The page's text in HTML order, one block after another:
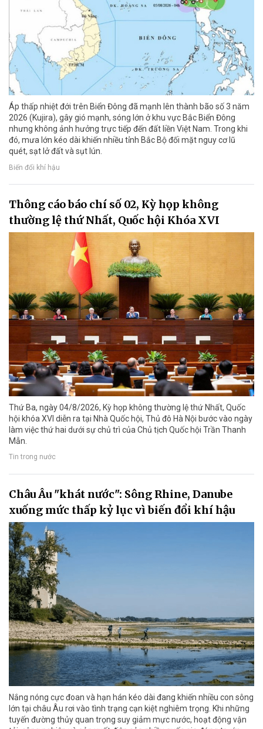
Áp thấp nhiệt đới trên Biển Đông đã mạnh lên thành bão số 3 năm
2026 (Kujira), gây gió mạnh, sóng lớn ở khu vực Bắc Biển Đông
nhưng không ảnh hưởng trực tiếp đến đất liền Việt Nam. Trong khi
đó, mưa lớn kéo dài khiến nhiều tỉnh Bắc Bộ đối mặt nguy cơ lũ
quét, sạt lở đất và sụt lún.
Biến đổi khí hậu
Thông cáo báo chí số 02, Kỳ họp không
thường lệ thứ Nhất, Quốc hội Khóa XVI
Thứ Ba, ngày 04/8/2026, Kỳ họp không thường lệ thứ Nhất, Quốc
hội khóa XVI diễn ra tại Nhà Quốc hội, Thủ đô Hà Nội bước vào ngày
làm việc thứ hai dưới sự chủ trì của Chủ tịch Quốc hội Trần Thanh
Mẫn.
Tin trong nước
Châu Âu "khát nước": Sông Rhine, Danube
xuống mức thấp kỷ lục vì biến đổi khí hậu
Nắng nóng cực đoan và hạn hán kéo dài đang khiến nhiều con sông
lớn tại châu Âu rơi vào tình trạng cạn kiệt nghiêm trọng. Khi những
tuyến đường thủy quan trọng suy giảm mực nước, hoạt động vận